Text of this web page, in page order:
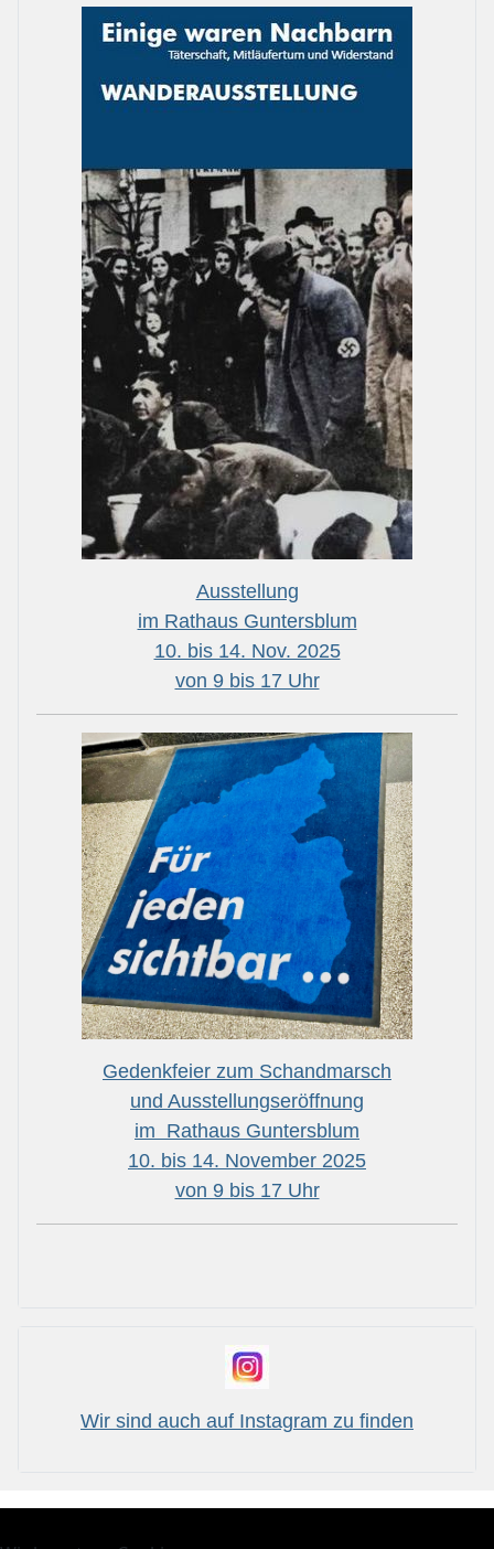
Ausstellung
im Rathaus Guntersblum
10. bis 14. Nov. 2025
von 9 bis 17 Uhr
Gedenkfeier zum Schandmarsch
und Ausstellungseröffnung
im Rathaus Guntersblum
10. bis 14. November 2025
von 9 bis 17 Uhr
Wir sind auch auf Instagram zu finden